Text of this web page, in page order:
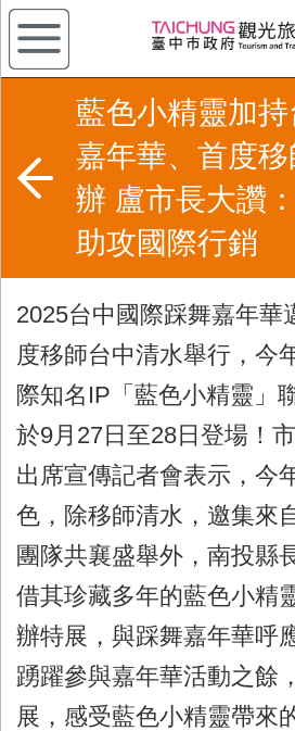
藍色小精靈加
嘉年華、首度
辦 盧市長大讚
助攻國際行銷
2025台中國際踩舞嘉年華
度移師台中清水舉行，今
際知名 IP 「藍色小精靈」
於9月 27日至28日登場！
出席宣傳記者會表示，今
色，除移師清水，邀集來
團隊共襄盛舉外，南投縣
借其珍藏多年的藍色小精
辦特展，與踩舞嘉年華呼
踴躍參與嘉年華活動之餘
展，感受藍色小精靈帶來